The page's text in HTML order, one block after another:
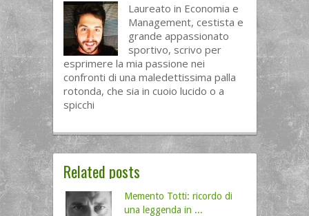
Laureato in Economia e
Management, cestista e
grande appassionato
sportivo, scrivo per
esprimere la mia passione nei
confronti di una maledettissima palla
rotonda, che sia in cuoio lucido o a
spicchi
Related posts
Memento Totti: ricordo di
una leggenda in ...